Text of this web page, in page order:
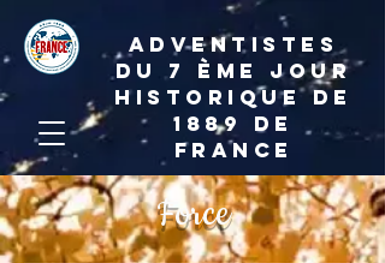
ADVENTISTES
DU 7 ème JOUR
HISTORIQUE DE
1889 de
france
Force